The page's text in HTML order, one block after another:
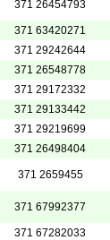
371 26454793
371 63420271
371 29242644
371 26548778
371 29172332
371 29133442
371 29219699
371 26498404
371 2659455
371 67992377
371 67282033